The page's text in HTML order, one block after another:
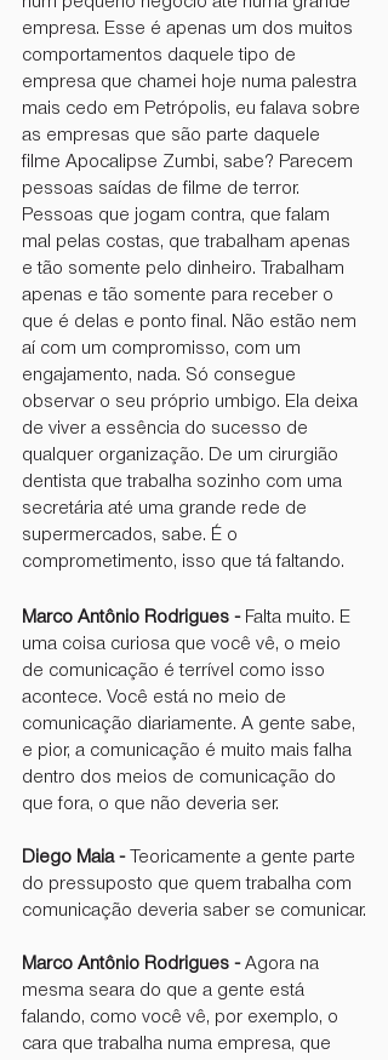
empresa. Esse é apenas um dos muitos
comportamentos daquele tipo de
empresa que chamei hoje numa palestra
mais cedo em Petrópolis, eu falava sobre
as empresas que são parte daquele
filme Apocalipse Zumbi, sabe? Parecem
pessoas saídas de filme de terror.
Pessoas que jogam contra, que falam
mal pelas costas, que trabalham apenas
e tão somente pelo dinheiro. Trabalham
apenas e tão somente para receber o
que é delas e ponto final. Não estão nem
aí com um compromisso, com um
engajamento, nada. Só consegue
observar o seu próprio umbigo. Ela deixa
de viver a essência do sucesso de
qualquer organização. De um cirurgião
dentista que trabalha sozinho com uma
secretária até uma grande rede de
supermercados, sabe. É o
comprometimento, isso que tá faltando.
Marco Antônio Rodrigues - Falta muito. E
uma coisa curiosa que você vê, o meio
de comunicação é terrível como isso
acontece. Você está no meio de
comunicação diariamente. A gente sabe,
e pior, a comunicação é muito mais falha
dentro dos meios de comunicação do
que fora, o que não deveria ser.
Diego Maia - Teoricamente a gente parte
do pressuposto que quem trabalha com
comunicação deveria saber se comunicar.
Marco Antônio Rodrigues - Agora na
mesma seara do que a gente está
falando, como você vê, por exemplo, o
cara que trabalha numa empresa, que